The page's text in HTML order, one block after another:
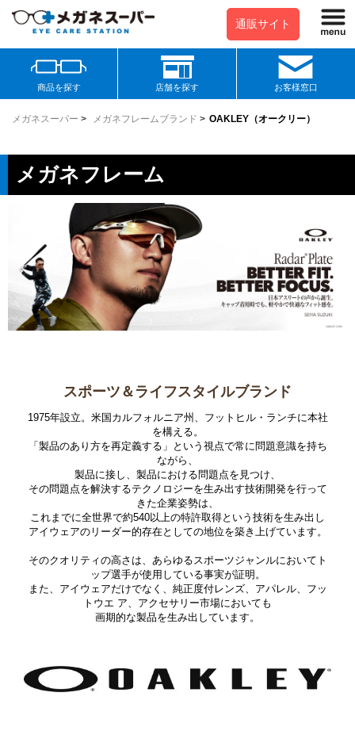
通販サイト
商品を探す 店舗を探す お客様窓口
メガネスーパー > メガネフレームブランド > OAKLEY（オークリー）
メガネフレーム
スポーツ＆ライフスタイルブランド
1975年設立。米国カルフォルニア州、フットヒル・ランチに本社
を構える。
「製品のあり方を再定義する」という視点で常に問題意識を持ち
ながら、
製品に接し、製品における問題点を見つけ、
その問題点を解決するテクノロジーを生み出す技術開発を行って
きた企業姿勢は、
これまでに全世界で約540以上の特許取得という技術を生み出し
アイウェアのリーダー的存在としての地位を築き上げています。
そのクオリティの高さは、あらゆるスポーツジャンルにおいてト
ップ選手が使用している事実が証明。
また、アイウェアだけでなく、純正度付レンズ、アパレル、フッ
トウエ ア、アクセサリー市場においても
画期的な製品を生み出しています。